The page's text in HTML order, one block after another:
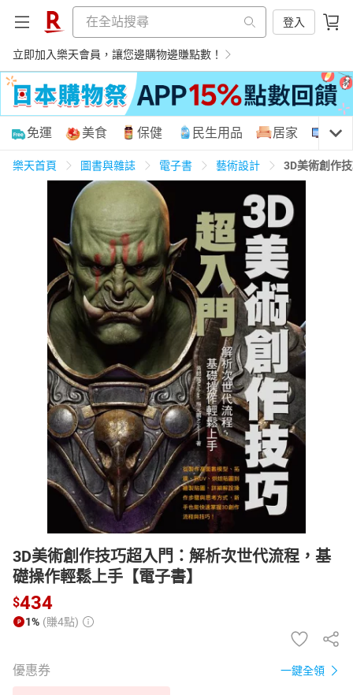
登入
立即加入樂天會員，讓您邊購物邊賺點數！
購物網分類
天天免運 美食蛋糕 養生保健 民生用品
居家生活 3C家電 運動休閒 親子玩具
女裝 男裝 化妝保養 情趣用品
日本購物 電子/紙本書
HOT
免運 美食 保健 民生用品 居家 3C
樂天首頁 圖書與雜誌 電子書 藝術設計 3D美術創作
3D美術創作技巧超入門：解析次世代流程，基
礎操作輕鬆上手【電子書】
$434
1% (賺4點)
優惠券 一鍵全領